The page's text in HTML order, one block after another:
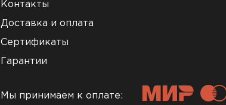
Контакты
Доставка и оплата
Сертификаты
Гарантии
Мы принимаем к оплате: